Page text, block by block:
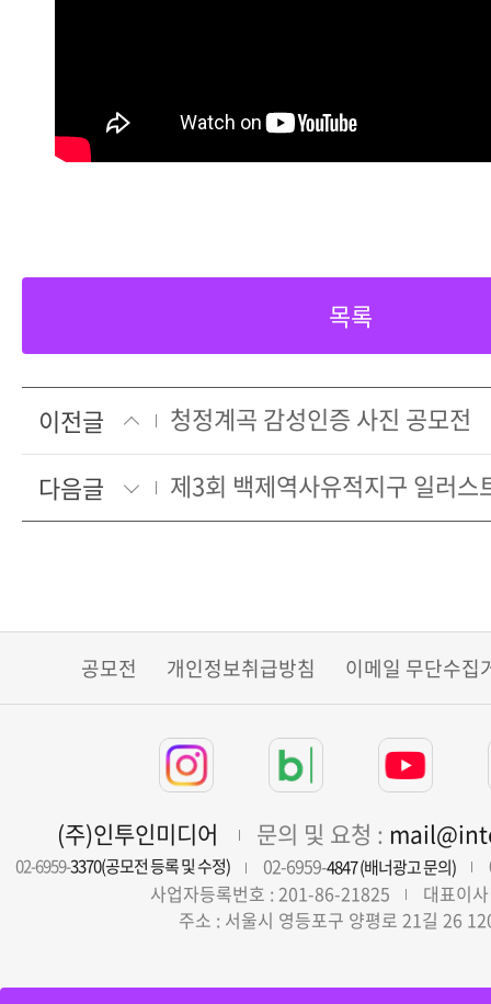
목록
이전글
청정계곡 감성인증 사진 공모전
다음글
제3회 백제역사유적지구 일러스
공모전 개인정보취급방침 이메일 무단수집
(주)인투인미디어 문의 및 요청 :
02-6959-3370(공모전 등록 및 수정) 02-6959-4847 (배너광고 문의)
사업자등록번호 : 201-86-21825
대표이
주소 : 서울시 영등포구 양평로 21길 26